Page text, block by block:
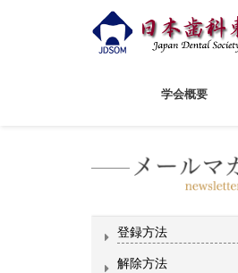
学会概要
登録方法
解除方法